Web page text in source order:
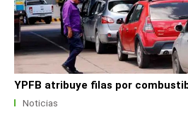
YPFB atribuye filas por
Noticias